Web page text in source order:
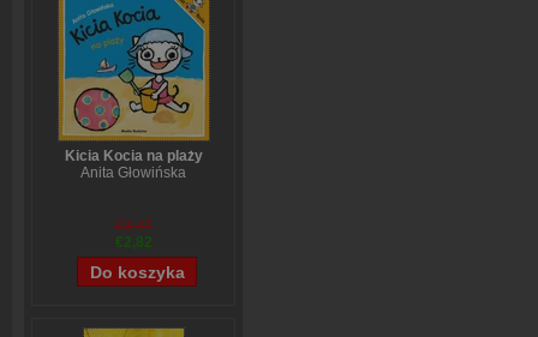
Kicia Kocia na plaży
Anita Głowińska
€3,47
€2,82